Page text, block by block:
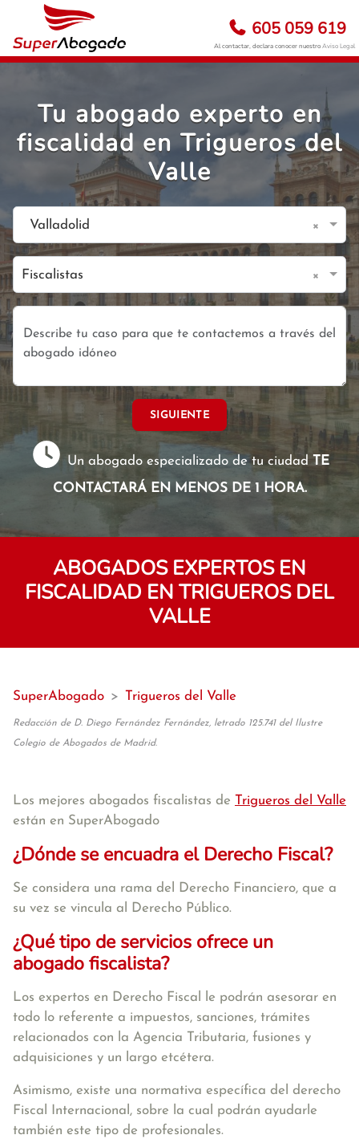
605 059 619
Al contactar, declara conocer nuestroAviso Legal
Tu abogado experto en
fiscalidad en Trigueros del
Valle
Valladolid ×
Fiscalistas ×
SIGUIENTE
Un abogado especializado de tu ciudadTE
CONTACTARÁ EN MENOS DE 1 HORA.
ABOGADOS EXPERTOS EN
FISCALIDAD EN TRIGUEROS DEL
VALLE
SuperAbogado > Trigueros del Valle
Redacción de D. Diego Fernández Fernández, letrado 125.741 del Ilustre
Colegio de Abogados de Madrid.
Los mejores abogados fiscalistas de Trigueros del Valle
están en SuperAbogado
¿Dónde se encuadra el Derecho Fiscal?
Se considera una rama del Derecho Financiero, que a
su vez se vincula al Derecho Público.
¿Qué tipo de servicios ofrece un
abogado fiscalista?
Los expertos en Derecho Fiscal le podrán asesorar en
todo lo referente a impuestos, sanciones, trámites
relacionados con la Agencia Tributaria, fusiones y
adquisiciones y un largo etcétera.
Asimismo, existe una normativa específica del derecho
Fiscal Internacional, sobre la cual podrán ayudarle
también este tipo de profesionales.